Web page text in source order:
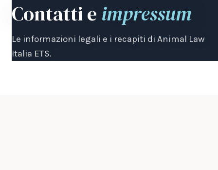
Contatti e impressum
Le informazioni legali e i recapiti di Animal Law
Italia ETS.